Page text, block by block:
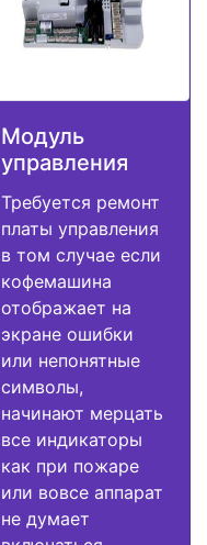
Модуль
управления
Требуется ремонт
платы управления
в том случае если
кофемашина
отображает на
экране ошибки
или непонятные
символы,
начинают мерцать
все индикаторы
как при пожаре
или вовсе аппарат
не думает